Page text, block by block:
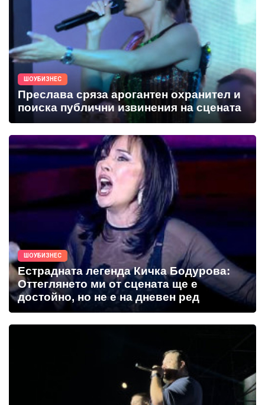
ШОУБИЗНЕС
Преслава сряза арогантен охранител и
поиска публични извинения на сцената
ШОУБИЗНЕС
Естрадната легенда Кичка Бодурова:
Оттеглянето ми от сцената ще е
достойно, но не е на дневен ред